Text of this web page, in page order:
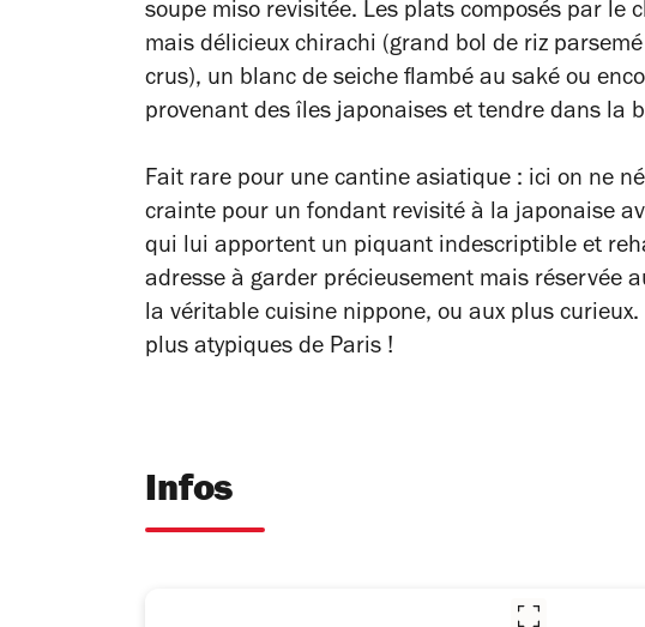
soupe miso revisitée. Les plats composés par le
mais délicieux chirachi (grand bol de riz
crus), un blanc de seiche flambé au saké ou
provenant des îles japonaises et tendre dans la
Fait rare pour une cantine asiatique : ici on ne
crainte pour un fondant revisité à la japonaise
qui lui apportent un piquant indescriptible et
adresse à garder précieusement mais réservée
la véritable cuisine nippone, ou aux plus
plus atypiques de Paris !
Infos